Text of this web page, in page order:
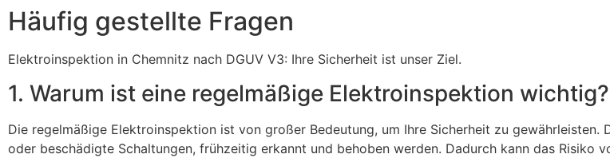
Häufig gestellte Fragen
Elektroinspektion in Chemnitz nach DGUV V3: Ihre Sicherheit ist unser Ziel.
1. Warum ist eine regelmäßige Elektroinspektion wichtig?
Die regelmäßige Elektroinspektion ist von großer Bedeutung, um Ihre Sicherheit zu
oder beschädigte Schaltungen, frühzeitig erkannt und behoben werden. Dadurch kann das Risiko